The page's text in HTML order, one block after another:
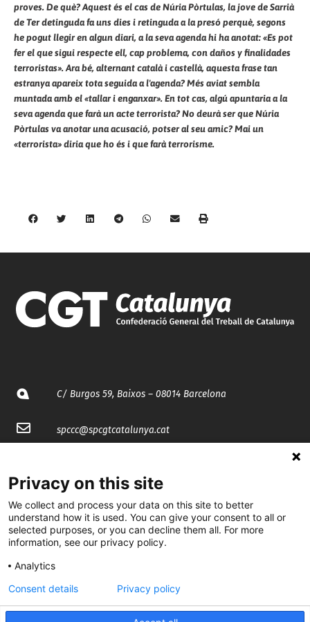
proves. De què? Aquest és el cas de Núria Pòrtulas, la jove de Sarrià
de Ter detinguda fa uns dies i retinguda a la presó perquè, segons
he pogut llegir en algun diari, a la seva agenda hi ha anotat: «Es pot
fer el que sigui respecte ell, cap problema, con daños y finalidades
terroristas». Ara bé, alternant català i castellà, aquesta frase tan
estranya apareix tota seguida a l'agenda? Més aviat sembla
muntada amb el «tallar i enganxar». En tot cas, algú apuntaria a la
seva agenda que farà un acte terrorista? No deurà ser que Núria
Pòrtulas va anotar una acusació, potser al seu amic? Mai un
«terrorista» diria que ho és i que farà terrorisme.
C/ Burgos 59, Baixos – 08014 Barcelona
spccc@spcgtcatalunya.cat
@CGTCatalunya
cgtcatalunya
cgtcatalunya
Privacy on this site
We collect and process your data on this site to better
understand how it is used. You can give your consent to all or
selected purposes, or you can decline them all. For more
information, see our privacy policy.
Analytics
Consent details Privacy policy